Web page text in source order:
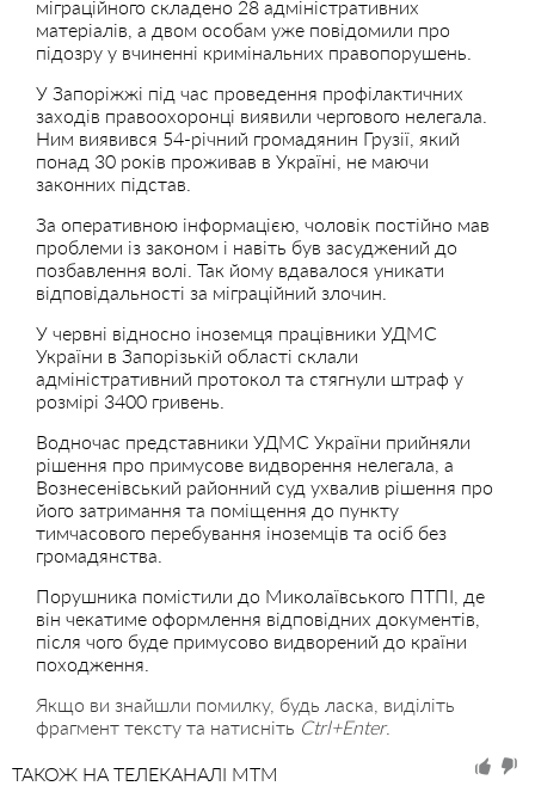
міграційного складено 28 адміністративних
матеріалів, а двом особам уже повідомили про
підозру у вчиненні кримінальних правопорушень.
У Запоріжжі під час проведення профілактичних
заходів правоохоронці виявили чергового нелегала.
Ним виявився 54-річний громадянин Грузії, який
понад 30 років проживав в Україні, не маючи
законних підстав.
За оперативною інформацією, чоловік постійно мав
проблеми із законом і навіть був засуджений до
позбавлення волі. Так йому вдавалося уникати
відповідальності за міграційний злочин.
У червні відносно іноземця працівники УДМС
України в Запорізькій області склали
адміністративний протокол та стягнули штраф у
розмірі 3400 гривень.
Водночас представники УДМС України прийняли
рішення про примусове видворення нелегала, а
Вознесенівський районний суд ухвалив рішення про
його затримання та поміщення до пункту
тимчасового перебування іноземців та осіб без
громадянства.
Порушника помістили до Миколаївського ПТПІ, де
він чекатиме оформлення відповідних документів,
після чого буде примусово видворений до країни
походження.
Якщо ви знайшли помилку, будь ласка, виділіть
фрагмент тексту та натисніть Ctrl+Enter.
ТАКОЖ НА ТЕЛЕКАНАЛІ MTM